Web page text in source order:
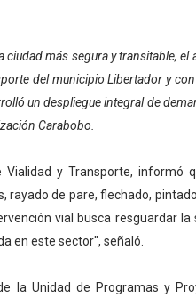
comunal en El Vigía con
de bacheo en el sector La
taller vacacional de
la Semana Mundial de la
Ríe 2026" brinda
Renace en el sector
más segura y transitable, el
del municipio Libertador y
un despliegue integral de
Carabobo.
y Transporte, informó
rayado de pare, flechado,
vial busca resguardar
en este sector", señaló.
la Unidad de Programas y